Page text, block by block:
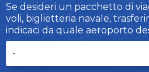
Se desideri un pacchetto di
voli, biglietteria navale,
indicaci da quale aeroporto